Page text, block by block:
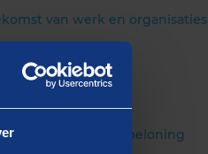
van werk en organisaties
experience
en beloning